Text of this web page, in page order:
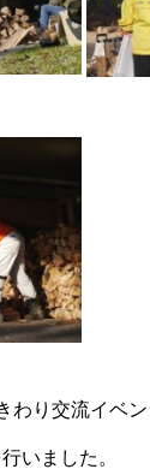
わり交流イベ
いました。